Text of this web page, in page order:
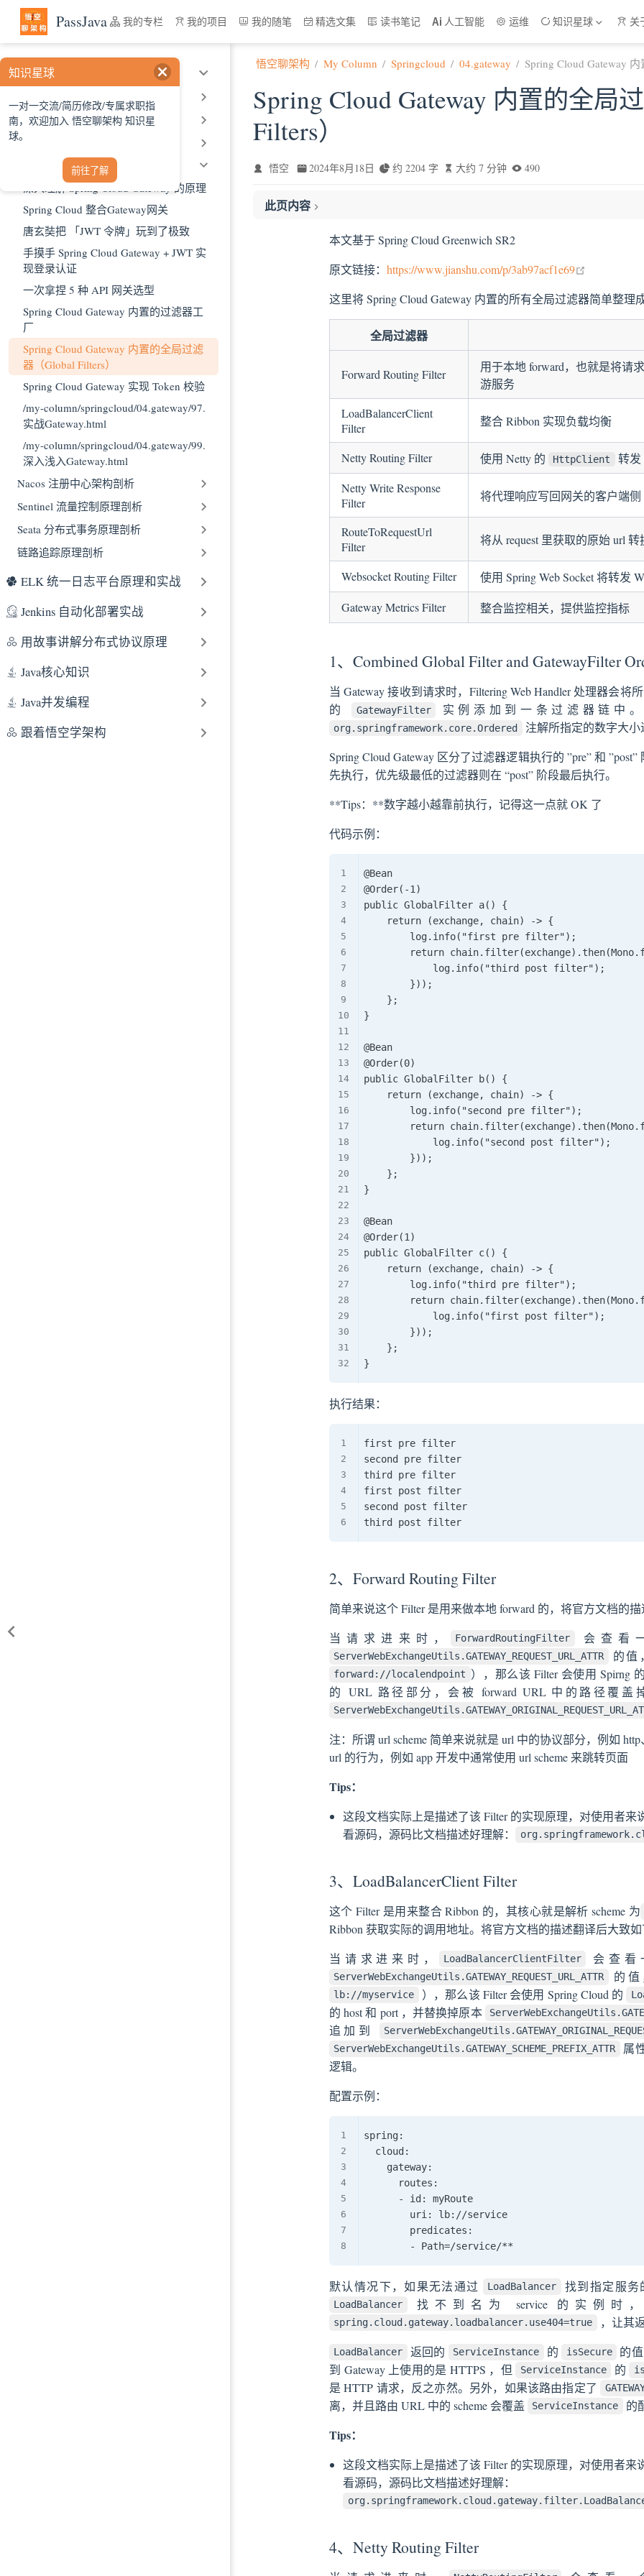
跳至主要內容
PassJava 我的专栏 我的项目 我的随笔 精选文集 读书笔记 人工智能 运维 知识星球 关
SpringCloud 架构原理和实战
Ribbon 负载均衡架构剖析
OpenFeign 远程调用架构剖析
Gateway 网关架构剖析
深入理解 Spring Cloud Gateway 的原理
Spring Cloud 整合Gateway网关
唐玄奘把 「JWT 令牌」玩到了极致
手摸手 Spring Cloud Gateway + JWT 实
现登录认证
一次拿捏 5 种 API 网关选型
Spring Cloud Gateway 内置的过滤器工
厂
Spring Cloud Gateway 内置的全局过滤
器（Global Filters）
Spring Cloud Gateway 实现 Token 校验
/my-column/springcloud/04.gateway/97.
实战Gateway.html
/my-column/springcloud/04.gateway/99.
深入浅入Gateway.html
Nacos 注册中心架构剖析
Sentinel 流量控制原理剖析
Seata 分布式事务原理剖析
链路追踪原理剖析
ELK 统一日志平台原理和实战
Jenkins 自动化部署实战
用故事讲解分布式协议原理
Java核心知识
Java并发编程
跟着悟空学架构
悟空聊架构 My Column Springcloud 04.gateway Spring Cloud Gateway
Spring Cloud Gateway 内置的全局
Filters）
悟空 2024年8月18日 约 2204 字 大约 7 分钟 490
此页内容
2、Forward Routing Filter
3、LoadBalancerClient Filter
5、Netty Write Response Filter
6、RouteToRequestUrl Filter
7、Websocket Routing Filter
9、Marking An Exchange As Routed
本文基于 Spring Cloud Greenwich SR2
原文链接： https://www.jianshu.com/p/3ab97acf1e69
这里将 Spring Cloud Gateway 内置的所有全局过滤器简单整理
全局过滤器
Forward Routing Filter
用于本地 forward，也就是将请
游服务
LoadBalancerClient
Filter
整合 Ribbon 实现负载均衡
Netty Routing Filter 使用 Netty 的 HttpClient
转发
Netty Write Response
Filter
将代理响应写回网关的客户端侧
RouteToRequestUrl
Filter
将从 request 里获取的原始 url
Websocket Routing Filter
使用 Spring Web Socket 将转发
Gateway Metrics Filter
整合监控相关，提供监控指标
1、Combined Global Filter and GatewayFilter
当 Gateway 接收到请求时，Filtering Web Handler 处理器会将
的
GatewayFilter 实例添加到一条过滤器链中
org.springframework.core.Ordered
注解所指定的数字大小
Spring Cloud Gateway 区分了过滤器逻辑执行的 ”pre” 和
先执行，优先级最低的过滤器则在 “post” 阶段最后执行。
**Tips：**数字越小越靠前执行，记得这一点就 OK 了
代码示例：
@Bean
@Order(-1)
public GlobalFilter a() {
    return (exchange, chain) -> {
        log.info("first pre filter");
return
            log.info("third post filter");
        }));
    };
}
@Bean
@Order(0)
public GlobalFilter b() {
    return (exchange, chain) -> {
        log.info("second pre filter");
return
            log.info("second post filter");
        }));
    };
}
@Bean
@Order(1)
public GlobalFilter c() {
    return (exchange, chain) -> {
        log.info("third pre filter");
return
            log.info("first post filter");
        }));
    };
执行结果：
first pre filter
second pre filter
third pre filter
first post filter
second post filter
2、Forward Routing Filter
简单来说这个 Filter 是用来做本地 forward 的，将官方文档的描
当请求进来时，
ForwardRoutingFilter 会查看
ServerWebExchangeUtils.GATEWAY_REQUEST_URL_ATTR 的值
forward://localendpoint ），那么该 Filter 会使用 Spirng 的
的 URL 路径部分，会被 forward URL 中的路径覆
注：所谓 url scheme 简单来说就是 url 中的协议部分，例如
url 的行为，例如 app 开发中通常使用 url scheme 来跳转页面
Tips：
这段文档实际上是描述了该 Filter 的实现原理，对使用者
看源码，源码比文档描述好理解：
3、LoadBalancerClient Filter
这个 Filter 是用来整合 Ribbon 的，其核心就是解析 scheme 为
Ribbon 获取实际的调用地址。将官方文档的描述翻译后大致如
当请求进来时，
LoadBalancerClientFilter 会查看
ServerWebExchangeUtils.GATEWAY_REQUEST_URL_ATTR 的值
lb://myservice ），那么该 Filter 会使用 Spring Cloud 的
的 host 和 port ，并替换掉原本
追加到
ServerWebExchangeUtils.GATEWAY_SCHEME_PREFIX_ATTR 属
逻辑。
配置示例：
spring:
  cloud:
    gateway:
      routes:
      - id: myRoute
        uri: lb://service
        predicates:
默认情况下，如果无法通过 LoadBalancer 找到指定服务
LoadBalancer 找不到名为 service 的实例时
spring.cloud.gateway.loadbalancer.use404=true ，让其
LoadBalancer 返回的 ServiceInstance 的 isSecure
的
到 Gateway 上使用的是 HTTPS ，但
ServiceInstance 的
是 HTTP 请求，反之亦然。另外，如果该路由指定了
离，并且路由 URL 中的 scheme 会覆盖
ServiceInstance 的
Tips：
这段文档实际上是描述了该 Filter 的实现原理，对使用者
看源码，源码比文档描述好理解：
4、Netty Routing Filter
知识星球
一对一交流/简历修改/专属求职指
南，欢迎加入 悟空聊架构 知识星
球。
前往了解